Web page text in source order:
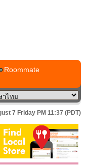
Roommate
7 Friday PM 11:37 (PDT)